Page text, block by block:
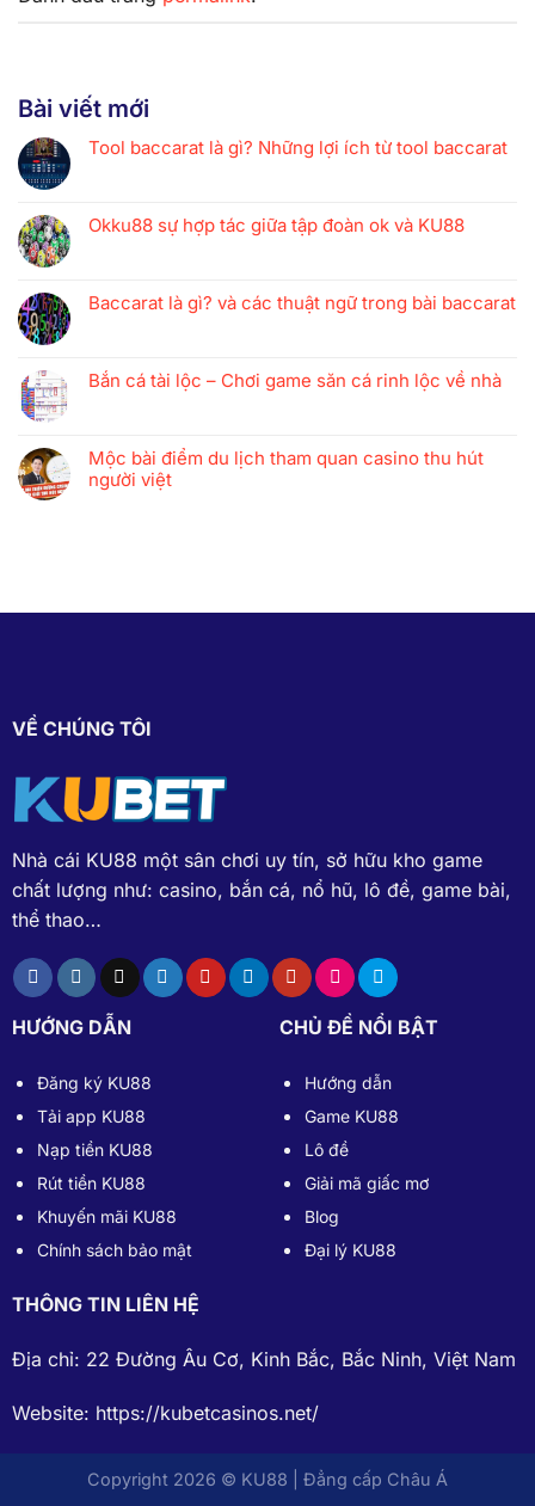
Bài viết mới
Tool baccarat là gì? Những lợi ích từ tool baccarat
Okku88 sự hợp tác giữa tập đoàn ok và KU88
Baccarat là gì? và các thuật ngữ trong bài baccarat
Bắn cá tài lộc – Chơi game săn cá rinh lộc về nhà
Mộc bài điểm du lịch tham quan casino thu hút
người việt
VỀ CHÚNG TÔI
Nhà cái KU88 một sân chơi uy tín, sở hữu kho game
chất lượng như: casino, bắn cá, nổ hũ, lô đề, game bài,
thể thao…
HƯỚNG DẪN
Đăng ký KU88
Tải app KU88
Nạp tiền KU88
Rút tiền KU88
Khuyến mãi KU88
Chính sách bảo mật
CHỦ ĐỀ NỔI BẬT
Hướng dẫn
Game KU88
Lô đề
Giải mã giấc mơ
Blog
Đại lý KU88
THÔNG TIN LIÊN HỆ
Địa chỉ: 22 Đường Âu Cơ, Kinh Bắc, Bắc Ninh, Việt Nam
Website: https://kubetcasinos.net/
Copyright 2026 © KU88 | Đẳng cấp Châu Á